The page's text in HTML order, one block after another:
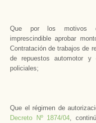
Que por los motivos
imprescindible aprobar
Contratación de trabajos de
de repuestos automotor
policiales;
Que el régimen de
Decreto Nº 1874/04,